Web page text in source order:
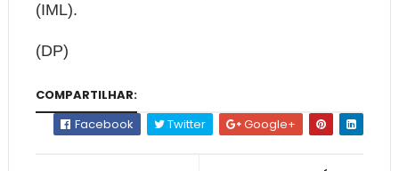
(IML).
(DP)
COMPARTILHAR:
Facebook
Twitter Google+